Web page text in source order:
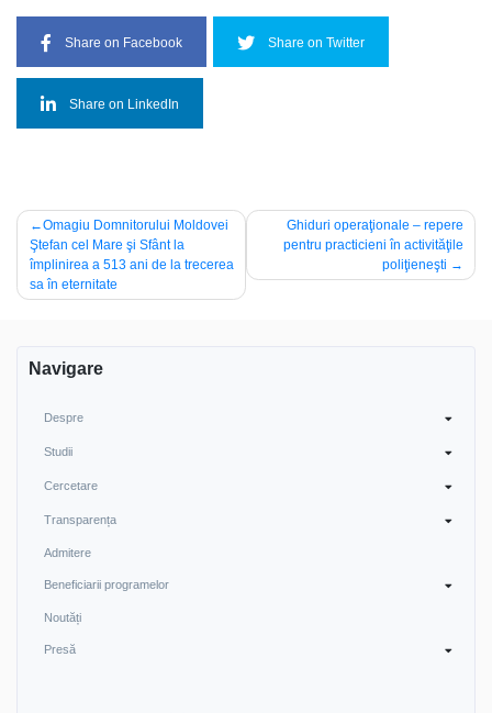
Share on Facebook Share on Twitter
Share on LinkedIn
Post
navigation
Omagiu Domnitorului Moldovei
Ştefan cel Mare şi Sfânt la
împlinirea a 513 ani de la trecerea
sa în eternitate
Ghiduri operaţionale – repere
pentru practicieni în activităţile
poliţieneşti
Navigare
Despre
Studii
Cercetare
Transparența
Admitere
Beneficiarii programelor
Noutăți
Presă